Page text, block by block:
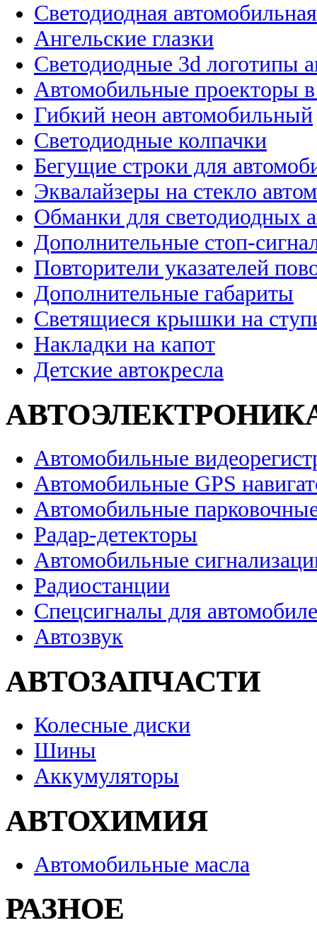
Светодиодная
Ангельские глазки
Светодиодные 3d логотипы
Автомобильные проекторы
Гибкий неон автомобильный
Светодиодные колпачки
Бегущие строки для
Эквалайзеры на стекло
Обманки для светодиодных
Дополнительные стоп-
Повторители указателей
Дополнительные габариты
Светящиеся крышки на
Накладки на капот
Детские автокресла
Автомобильные
Автомобильные GPS
Автомобильные
Радар-детекторы
Автомобильные
Радиостанции
Спецсигналы для
Автозвук
АВТОЗАПЧАСТИ
Колесные диски
Шины
Аккумуляторы
АВТОХИМИЯ
Автомобильные масла
РАЗНОЕ